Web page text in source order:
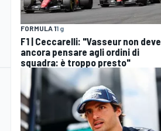
FORMULA 11 g
F1 | Ceccarelli: "Vasseur non deve
ancora pensare agli ordini di
squadra: è troppo presto"